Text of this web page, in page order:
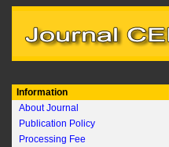
Information
About Journal
Publication Policy
Processing Fee